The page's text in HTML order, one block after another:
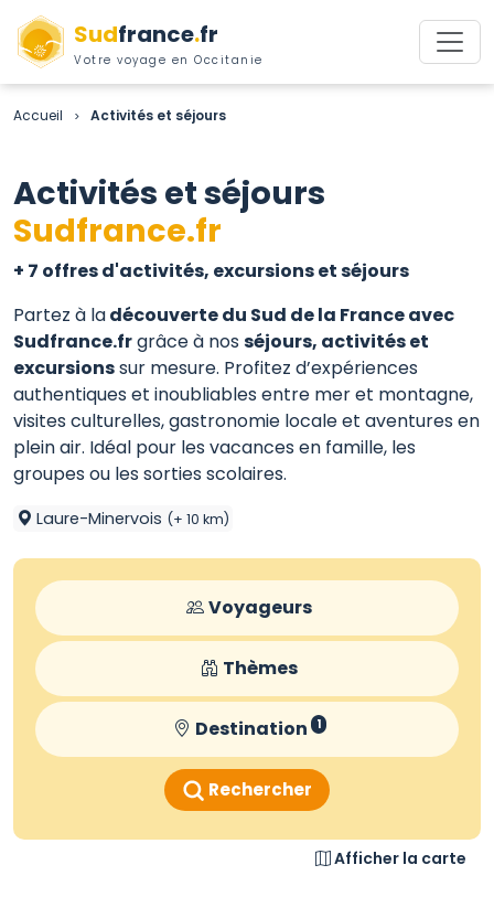
Sudfrance.fr
Votre voyage en Occitanie
Accueil > Activités et séjours
Activités et séjours
Sudfrance.fr
+ 7 offres d'activités, excursions et séjours
Partez à ladécouverte du Sud de la France avec
Sudfrance.frgrâce à nos séjours, activités et
excursionssur mesure. Profitez d’expériences
authentiques et inoubliables entre mer et montagne,
visites culturelles, gastronomie locale et aventures en
plein air. Idéal pour les vacances en famille, les
groupes ou les sorties scolaires.
Laure-Minervois (+ 10 km)
Voyageurs
Thèmes
Destination 1
Rechercher
Afficher la carte